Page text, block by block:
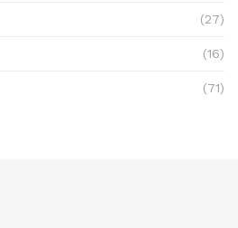
(27)
(16)
(71)